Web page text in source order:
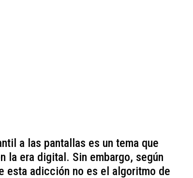
a las pantallas es un tema que
la era digital. Sin embargo, según
esta adicción no es el algoritmo de